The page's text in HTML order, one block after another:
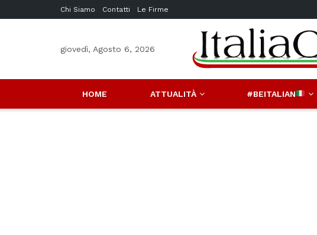
Chi Siamo Contatti Le Firme
giovedì, Agosto 6, 2026
HOME ATTUALITÀ #BEITALIAN